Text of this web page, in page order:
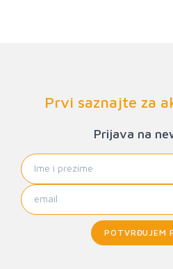
Prvi saznajte za
Prijava na
POTVRĐUJEM